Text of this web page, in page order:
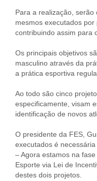
Para a realização,
mesmos executados
contribuindo assim para
Os principais objetivos
masculino através da
a prática esportiva
Ao todo são cinco
especificamente, visam
identificação de novos
O presidente da FES,
executados é
– Agora estamos na
Esporte via Lei de
destes dois projetos.